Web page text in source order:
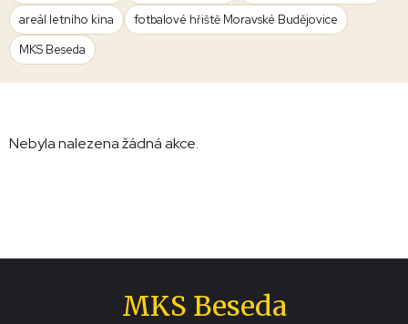
areál letního kina
fotbalové hřiště Moravské Budějovice
MKS Beseda
Nebyla nalezena žádná akce.
MKS Beseda